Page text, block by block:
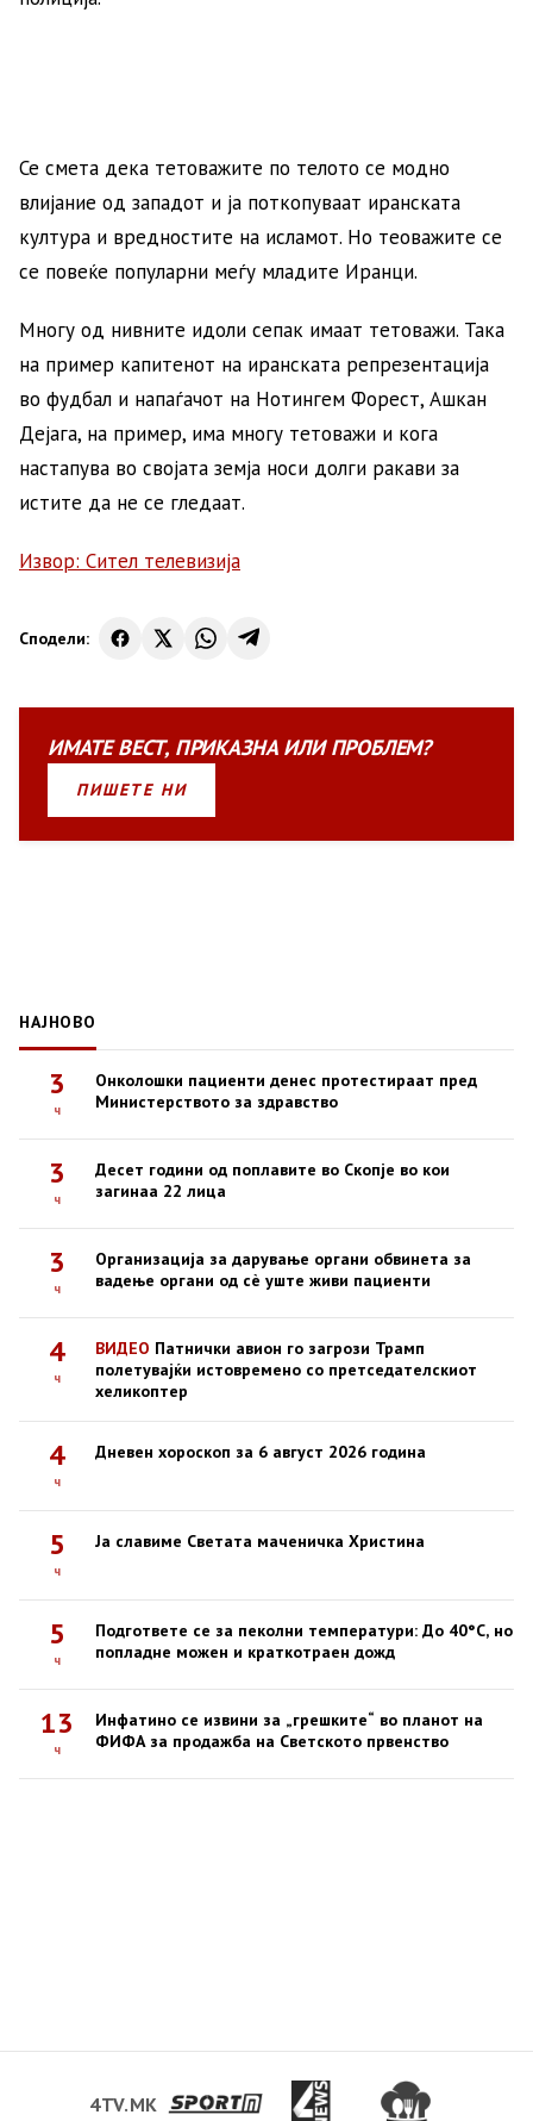
Се смета дека тетоважите по телото се модно
влијание од западот и ја поткопуваат иранската
култура и вредностите на исламот. Но теоважите се
се повеќе популарни меѓу младите Иранци.
Многу од нивните идоли сепак имаат тетоважи. Така
на пример капитенот на иранската репрезентација
во фудбал и напаѓачот на Нотингем Форест, Ашкан
Дејага, на пример, има многу тетоважи и кога
настапува во својата земја носи долги ракави за
истите да не се гледаат.
Извор: Сител телевизија
Сподели:
ИМАТЕВЕСТ, ПРИКАЗНАИЛИПРОБЛЕМ?
ПИШЕТЕ НИ
НАЈНОВО
3
ч
Онколошки пациенти денес протестираат пред
Министерството за здравство
3
ч
Десет години од поплавите во Скопје во кои
загинаа 22 лица
3
ч
Организација за дарување органи обвинета за
вадење органи од сè уште живи пациенти
4
ч
ВИДЕО Патнички авион го загрози Трамп
полетувајќи истовремено со претседателскиот
хеликоптер
4
ч
Дневен хороскоп за 6 август 2026 година
5
ч
Ја славиме Светата маченичка Христина
5
ч
Подгответе се за пеколни температури: До 40°C, но
попладне можен и краткотраен дожд
13
ч
Инфатино се извини за „грешките“ во планот на
ФИФА за продажба на Светското првенство
4TV.MK